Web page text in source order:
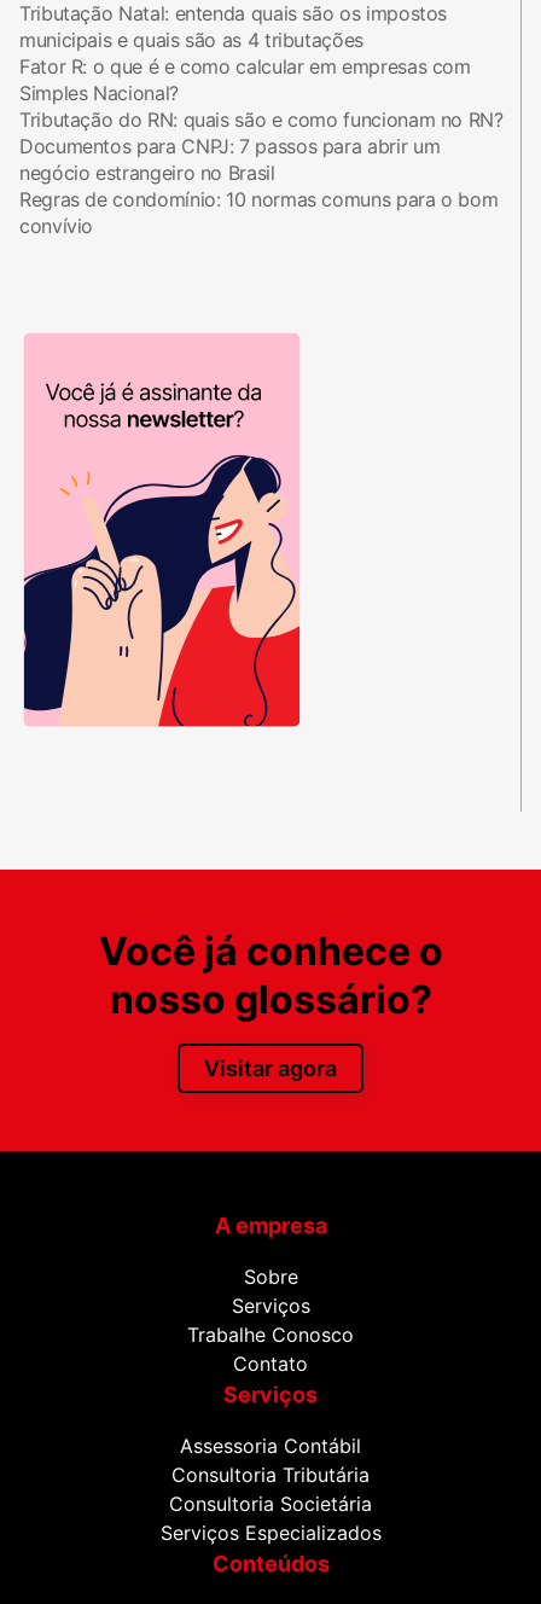
Tributação Natal: entenda quais são os impostos
municipais e quais são as 4 tributações
Fator R: o que é e como calcular em empresas com
Simples Nacional?
Tributação do RN: quais são e como funcionam no RN?
Documentos para CNPJ: 7 passos para abrir um
negócio estrangeiro no Brasil
Regras de condomínio: 10 normas comuns para o bom
convívio
Você já conhece o
nosso glossário?
Visitar agora
A empresa
Sobre
Serviços
Trabalhe Conosco
Contato
Serviços
Assessoria Contábil
Consultoria Tributária
Consultoria Societária
Serviços Especializados
Conteúdos